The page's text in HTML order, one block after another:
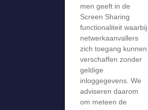
men geeft in de
Screen Sharing
functionaliteit waarbij
netwerkaanvallers
zich toegang kunnen
verschaffen zonder
geldige
inloggegevens. We
adviseren daarom
om meteen de